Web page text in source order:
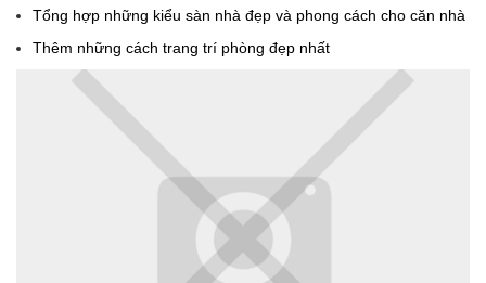
Tổng hợp những kiểu sàn nhà đẹp và phong cách cho căn nhà
Thêm những cách trang trí phòng đẹp nhất